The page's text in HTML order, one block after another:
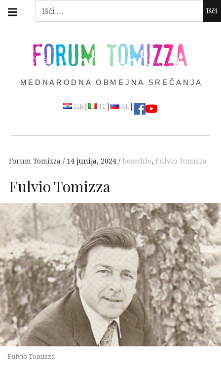
Išči:
Skip
FORUM TOMIZZA
MEDNARODNA OBMEJNA SREČANJA
HR| IT | SL|
navigation
Forum Tomizza 14 junija, 2024 besedilo, Fulvio Tomizza
Fulvio Tomizza
Fulvio Tomizza